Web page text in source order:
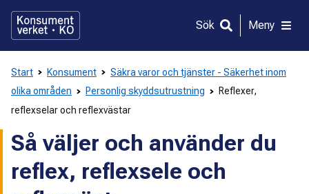
direkt
innehållet
Sök Meny
Start Konsument
Säkra varor och tjänster - Säkerhet inom
olika områden
Personlig skyddsutrustning
Reflexer,
reflexselar och reflexvästar
Så väljer och använder du
reflex, reflexsele och